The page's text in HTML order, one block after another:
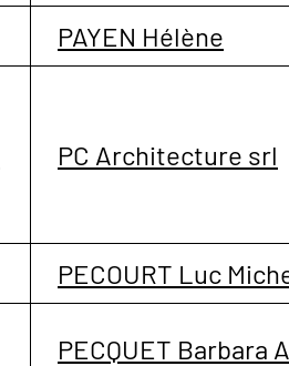
PAYEN Hélène
PC Architecture srl
PECOURT Luc
PECQUET Barbara